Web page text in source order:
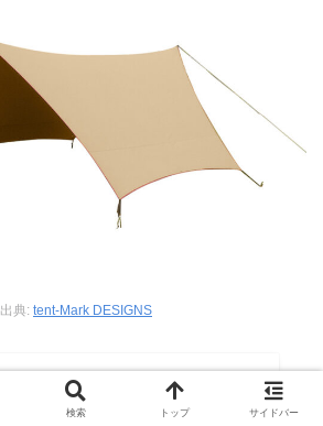
出典: tent-Mark DESIGNS
検索 トップ サイドバー